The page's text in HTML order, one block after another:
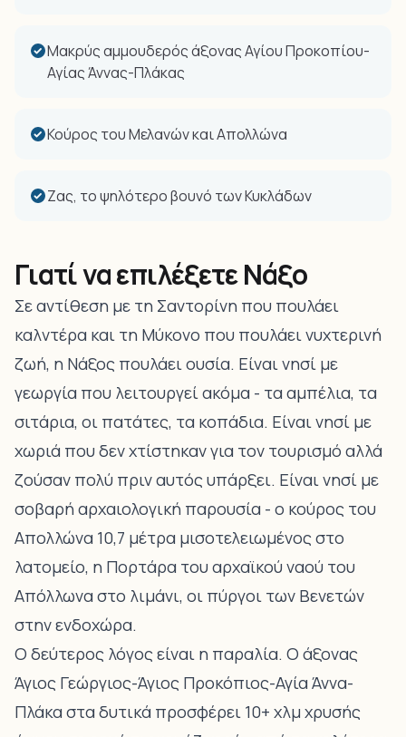
Μακρύς αμμουδερός άξονας Αγίου Προκοπίου-
Αγίας Άννας-Πλάκας
Κούρος του Μελανών και Απολλώνα
Ζας, το ψηλότερο βουνό των Κυκλάδων
Γιατί να επιλέξετε Νάξο
Σε αντίθεση με τη Σαντορίνη που πουλάει
καλντέρα και τη Μύκονο που πουλάει νυχτερινή
ζωή, η Νάξος πουλάει ουσία. Είναι νησί με
γεωργία που λειτουργεί ακόμα - τα αμπέλια, τα
σιτάρια, οι πατάτες, τα κοπάδια. Είναι νησί με
χωριά που δεν χτίστηκαν για τον τουρισμό αλλά
ζούσαν πολύ πριν αυτός υπάρξει. Είναι νησί με
σοβαρή αρχαιολογική παρουσία - ο κούρος του
Απολλώνα 10,7 μέτρα μισοτελειωμένος στο
λατομείο, η Πορτάρα του αρχαϊκού ναού του
Απόλλωνα στο λιμάνι, οι πύργοι των Βενετών
στην ενδοχώρα.
Ο δεύτερος λόγος είναι η παραλία. Ο άξονας
Άγιος Γεώργιος-Άγιος Προκόπιος-Αγία Άννα-
Πλάκα στα δυτικά προσφέρει 10+ χλμ χρυσής